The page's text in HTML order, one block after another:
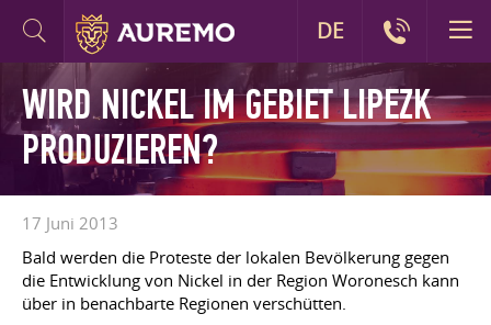
WIRD NICKEL IM GEBIET LIPEZK
PRODUZIEREN?
17 Juni 2013
Bald werden die Proteste der lokalen Bevölkerung gegen
die Entwicklung von Nickel in der Region Woronesch kann
über in benachbarte Regionen verschütten.
DE